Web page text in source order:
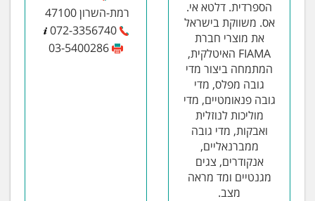
הספרדית. דלטא אי.
אס. משווקת בישראל
את מוצרי חברת
FIAMA האיטלקית,
המתמחה ביצור מדי
גובה מפלס, מדי
גובה פנאומטיים, מדי
מוליכות לנוזלית
ואבקות, מדי גובה
ממברנאליים,
אנקודרים, צגים
מגנטיים ומד מראה
מצב.
רמת-השרון 47100
072-3356740
03-5400286